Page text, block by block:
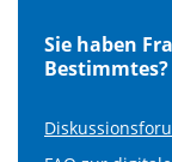
Sie haben
Bestimmtes?